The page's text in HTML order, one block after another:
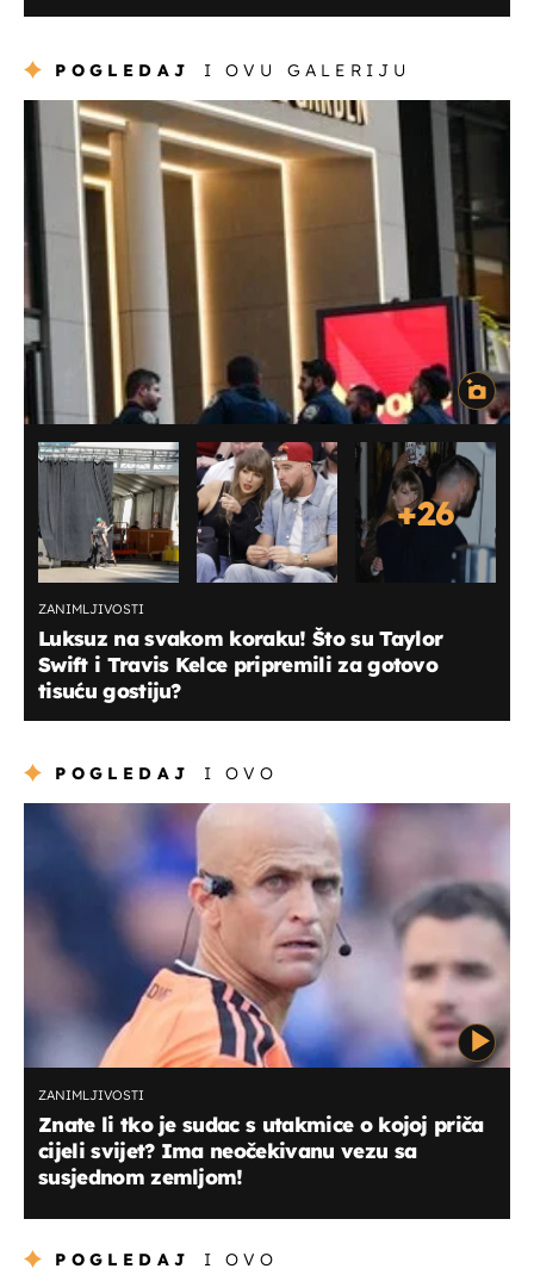
POGLEDAJ I OVU GALERIJU
+26
ZANIMLJIVOSTI
Luksuz na svakom koraku! Što su Taylor
Swift i Travis Kelce pripremili za gotovo
tisuću gostiju?
POGLEDAJ I OVO
ZANIMLJIVOSTI
Znate li tko je sudac s utakmice o kojoj priča
cijeli svijet? Ima neočekivanu vezu sa
susjednom zemljom!
POGLEDAJ I OVO